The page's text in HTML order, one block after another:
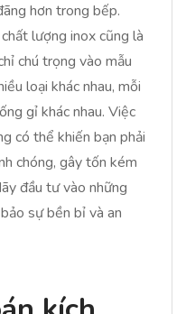
hơn trong bếp.
lượng inox cũng là
chú trọng vào mẫu
loại khác nhau, mỗi
gỉ khác nhau. Việc
có thể khiến bạn phải
chóng, gây tốn kém
đầu tư vào những
sự bền bỉ và an